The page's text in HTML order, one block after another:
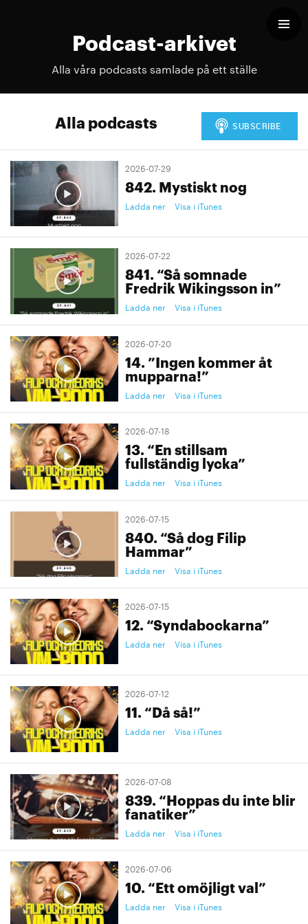
Podcast-arkivet
Alla våra podcasts samlade på ett ställe
Alla podcasts
2026-07-29
842. Mystiskt nog
Ladda ner Visa i iTunes
2026-07-22
841. “Så somnade
Fredrik Wikingsson in”
Ladda ner Visa i iTunes
2026-07-20
14. ”Ingen kommer åt
mupparna!”
Ladda ner Visa i iTunes
2026-07-18
13. “En stillsam
fullständig lycka”
Ladda ner Visa i iTunes
2026-07-15
840. “Så dog Filip
Hammar”
Ladda ner Visa i iTunes
2026-07-15
12. “Syndabockarna”
Ladda ner Visa i iTunes
2026-07-12
11. “Då så!”
Ladda ner Visa i iTunes
2026-07-08
839. “Hoppas du inte blir
fanatiker”
Ladda ner Visa i iTunes
2026-07-06
10. “Ett omöjligt val”
Ladda ner Visa i iTunes